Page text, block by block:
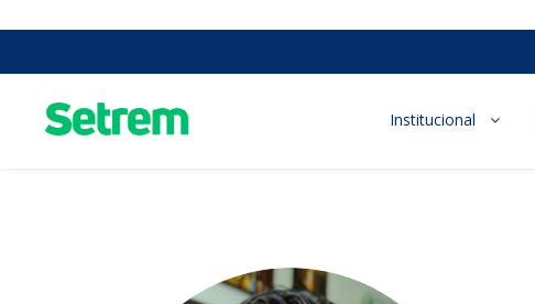
Institucional